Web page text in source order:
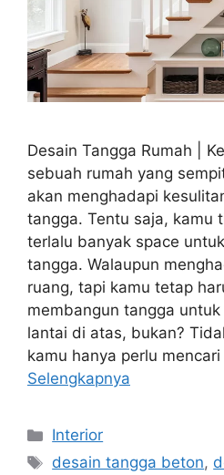
Desain Tangga Rumah |
sebuah rumah yang
akan menghadapi
tangga. Tentu saja, kamu
terlalu banyak space
tangga. Walaupun
ruang, tapi kamu tetap
membangun tangga
lantai di atas, bukan?
kamu hanya perlu
Selengkapnya
Kategori
Interior
Tag
desain tangga beton,